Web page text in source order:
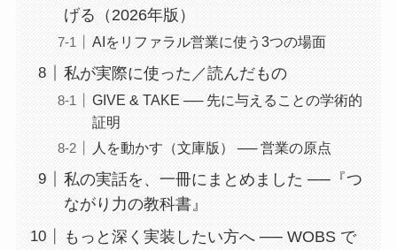
げる（2026年版）
AIをリファラル営業に使う3つの場面
私が実際に使った／読んだもの
GIVE & TAKE ── 先に与えることの学術的
証明
人を動かす（文庫版） ── 営業の原点
私の実話を、一冊にまとめました ──『つ
ながり力の教科書』
もっと深く実装したい方へ ── WOBS で